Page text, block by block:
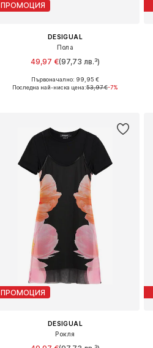
ПРОМОЦИЯ
DESIGUAL
Пола
49,97 €(97,73 лв.³)
Налични размери: 34, 36, 38, 40
Първоначално: 99,95 €
Последна най-ниска цена:53,97 €-7%
ПРОМОЦИЯ
DESIGUAL
Рокля